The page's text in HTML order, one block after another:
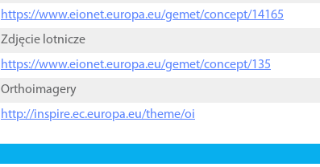
https://www.eionet.europa.eu/gemet/concept/14165
Zdjęcie lotnicze
https://www.eionet.europa.eu/gemet/concept/135
Orthoimagery
http://inspire.ec.europa.eu/theme/oi